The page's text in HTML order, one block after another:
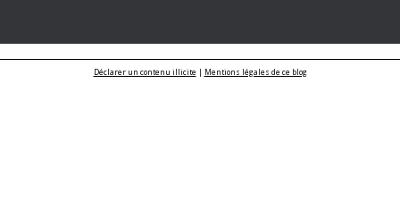
Déclarer un contenu illicite| Mentions légales de ce blog